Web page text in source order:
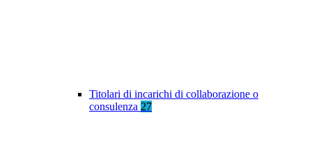
Titolari di incarichi di collaborazione o
consulenza 27